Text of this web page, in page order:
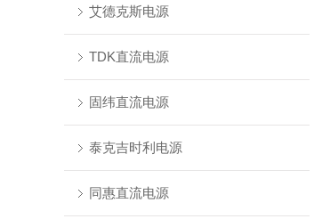
艾德克斯电源
TDK直流电源
固纬直流电源
泰克吉时利电源
同惠直流电源